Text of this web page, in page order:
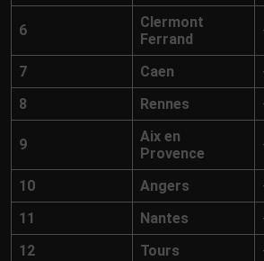
6
Clermont
Ferrand
7 Caen
8
Rennes
9
Aix en
Provence
10 Angers
11
Nantes
12
Tours